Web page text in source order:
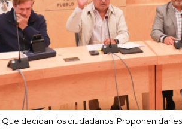
¡Que decidan los ciudadanos! Proponen